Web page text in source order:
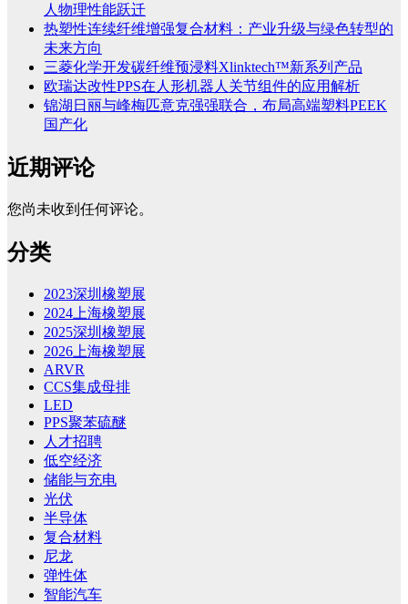
人物理性能跃迁
热塑性连续纤维增强复合材料：产业升级与绿色转型的
未来方向
三菱化学开发碳纤维预浸料Xlinktech™新系列产品
欧瑞达改性PPS在人形机器人关节组件的应用解析
锦湖日丽与峰梅匹意克强强联合，布局高端塑料PEEK
国产化
近期评论
您尚未收到任何评论。
分类
2023深圳橡塑展
2024上海橡塑展
2025深圳橡塑展
2026上海橡塑展
ARVR
CCS集成母排
LED
PPS聚苯硫醚
人才招聘
低空经济
储能与充电
光伏
半导体
复合材料
尼龙
弹性体
智能汽车